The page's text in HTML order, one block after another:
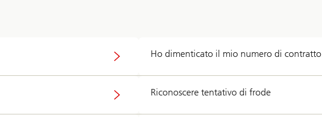
Ho dimenticato il mio numero di contratto
Riconoscere tentativo di frode